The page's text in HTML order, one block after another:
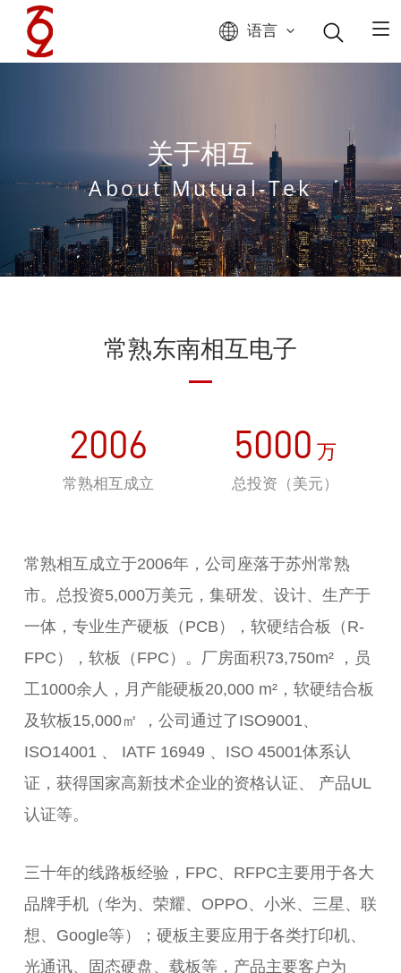
语言
关于相互
About Mutual-Tek
2006
常熟相互成立
5000 万
总投资（美元）
常熟相互成立于2006年，公司座落于苏州常熟
市。总投资5,000万美元，集研发、设计、生产于
一体，专业生产硬板（PCB），软硬结合板（R-
FPC），软板（FPC）。厂房面积73,750m² ，员
工1000余人，月产能硬板20,000 m²，软硬结合板
及软板15,000㎡ ，公司通过了ISO9001、
ISO14001 、 IATF 16949 、ISO 45001体系认
证，获得国家高新技术企业的资格认证、 产品UL
认证等。
三十年的线路板经验，FPC、RFPC主要用于各大
品牌手机（华为、荣耀、OPPO、小米、三星、联
想、Google等）；硬板主要应用于各类打印机、
光通讯、固态硬盘、载板等，产品主要客户为